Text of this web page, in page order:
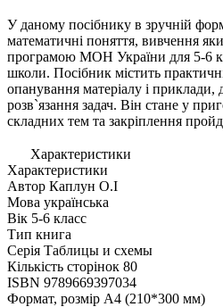
У даному посібнику в зручній
математичні поняття, вивчення
програмою МОН України для 5-6
школи. Посібник містить
опанування матеріалу і
розв`язання задач. Він стане у
складних тем та закріплення
Характеристики
Характеристики
Автор Каплун О.І
Мова українська
Вік 5-6 класс
Тип книга
Серія Таблицы и схемы
Кількість сторінок 80
ISBN 9789669397034
Формат, розмір А4 (210*300 мм)